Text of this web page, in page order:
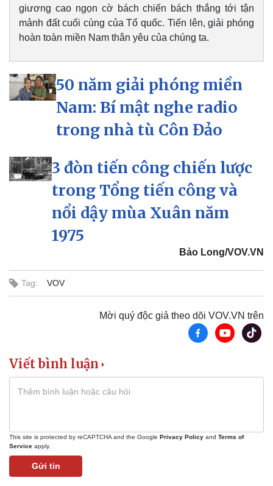
Tư vấn
check-in
giương cao ngọn cờ bách chiến bách thắng tới tận
mảnh đất cuối cùng của Tổ quốc. Tiến lên, giải phóng
hoàn toàn miền Nam thân yêu của chúng ta.
50 năm giải phóng miền
Nam: Bí mật nghe radio
trong nhà tù Côn Đảo
3 đòn tiến công chiến lược
trong Tổng tiến công và
nổi dậy mùa Xuân năm
1975
Bảo Long/VOV.VN
Tag: VOV
Mời quý độc giả theo dõi VOV.VN trên
Viết bình luận
This site is protected by reCAPTCHA and the Google Privacy Policy and Terms of
Service apply.
Gửi tin